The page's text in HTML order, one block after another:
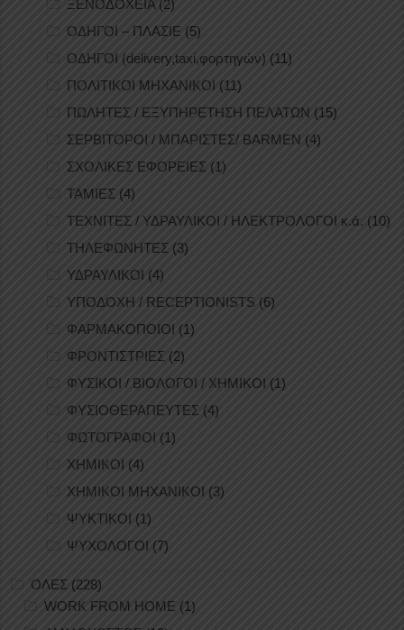
ΞΕΝΟΔΟΧΕΙΑ (2)
ΟΔΗΓΟΙ – ΠΛΑΣΙΕ (5)
ΟΔΗΓΟΙ (delivery,taxi,φορτηγών) (11)
ΠΟΛΙΤΙΚΟΙ ΜΗΧΑΝΙΚΟΙ (11)
ΠΩΛΗΤΕΣ / ΕΞΥΠΗΡΕΤΗΣΗ ΠΕΛΑΤΩΝ (15)
ΣΕΡΒΙΤΟΡΟΙ / ΜΠΑΡΙΣΤΕΣ/ BARMEN (4)
ΣΧΟΛΙΚΕΣ ΕΦΟΡΕΙΕΣ (1)
ΤΑΜΙΕΣ (4)
ΤΕΧΝΙΤΕΣ / ΥΔΡΑΥΛΙΚΟΙ / ΗΛΕΚΤΡΟΛΟΓΟΙ κ.ά. (10)
ΤΗΛΕΦΩΝΗΤΕΣ (3)
ΥΔΡΑΥΛΙΚΟΙ (4)
ΥΠΟΔΟΧΗ / RECEPTIONISTS (6)
ΦΑΡΜΑΚΟΠΟΙΟΙ (1)
ΦΡΟΝΤΙΣΤΡΙΕΣ (2)
ΦΥΣΙΚΟΙ / ΒΙΟΛΟΓΟΙ / ΧΗΜΙΚΟΙ (1)
ΦΥΣΙΟΘΕΡΑΠΕΥΤΕΣ (4)
ΦΩΤΟΓΡΑΦΟΙ (1)
ΧΗΜΙΚΟΙ (4)
ΧΗΜΙΚΟΙ ΜΗΧΑΝΙΚΟΙ (3)
ΨΥΚΤΙΚΟΙ (1)
ΨΥΧΟΛΟΓΟΙ (7)
ΟΛΕΣ (228)
WORK FROM HOME (1)